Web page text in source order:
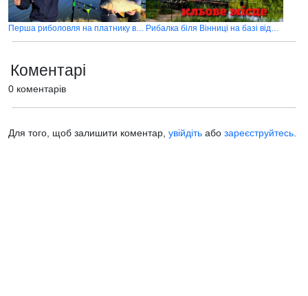
Перша риболовля на платнику в сезоні 2025 Рибалка біля Вінниці на базі відпочинку "Кльове місце"
Коментарі
0 коментарів
Для того, щоб залишити коментар, увійдіть або зареєструйтесь